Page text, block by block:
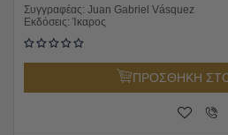
Συγγραφέας: Juan Gabriel Vásquez
Εκδόσεις: Ίκαρος
ΠΡΟΣΘΗΚΗ